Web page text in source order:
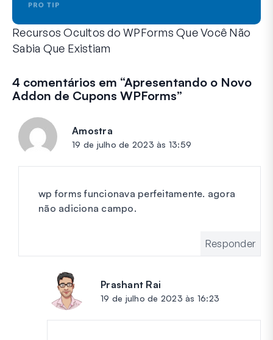
Recursos Ocultos do WPForms Que Você Não
Sabia Que Existiam
4 comentários em “Apresentando o Novo
Addon de Cupons WPForms”
Amostra
19 de julho de 2023 às 13:59
wp forms funcionava perfeitamente. agora
não adiciona campo.
Responder
Prashant Rai
19 de julho de 2023 às 16:23